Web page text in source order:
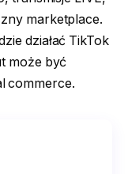
marketplace.
działać TikTok
może być
commerce.